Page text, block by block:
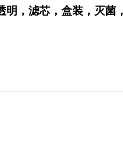
明，滤芯，盒装，灭菌